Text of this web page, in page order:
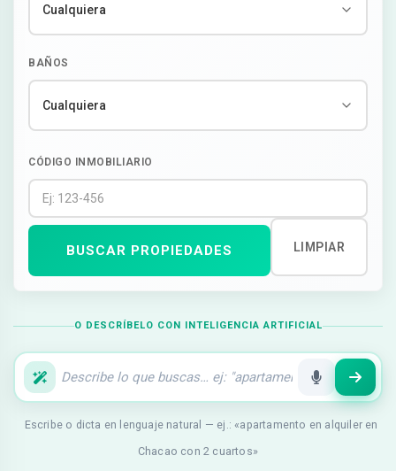
BAÑOS
CÓDIGO INMOBILIARIO
BUSCAR PROPIEDADES LIMPIAR
O DESCRÍBELO CON INTELIGENCIA ARTIFICIAL
Escribe o dicta en lenguaje natural — ej.: «apartamento en alquiler en
Chacao con 2 cuartos»